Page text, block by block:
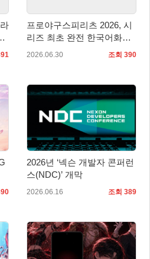
프로야구스피리츠 2026, 시
리즈 최초 완전 한국어화…
7월 16일 발매
2026.06.30 조회 390
2026년 ‘넥슨 개발자 콘퍼런
스(NDC)’ 개막
2026.06.16 조회 389